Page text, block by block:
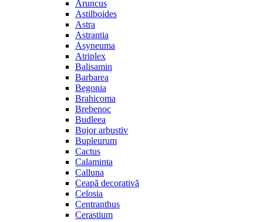
Aruncus
Astilboides
Astra
Astrantia
Asyneuma
Atriplex
Balisamin
Barbarea
Begonia
Brahicoma
Brebenoc
Budleea
Bujor arbustiv
Bupleurum
Cactus
Calaminta
Calluna
Ceapă decorativă
Celosia
Centranthus
Cerastium